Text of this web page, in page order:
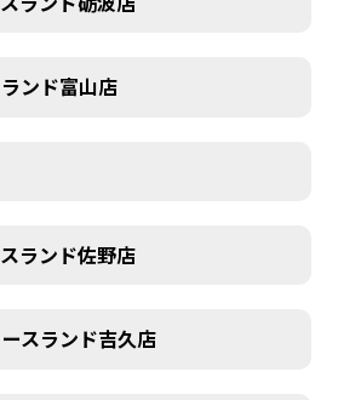
ンド富山店
ランド佐野店
スランド吉久店